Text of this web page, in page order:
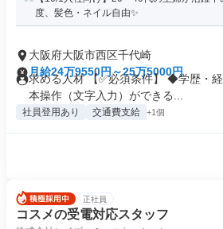
度、髪色・ネイル自由✨
大阪府大阪市西区千代崎
月給24万9550円～25万5000円
求める人材 【✅必須条件】 ◆学歴・
本操作（文字入力）ができる...
社員登用あり 交通費支給 +1個
正社員
コスメの受電対応スタッフ